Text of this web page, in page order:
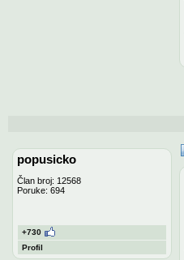
popusicko
Član broj: 12568
Poruke: 694
+730
Profil